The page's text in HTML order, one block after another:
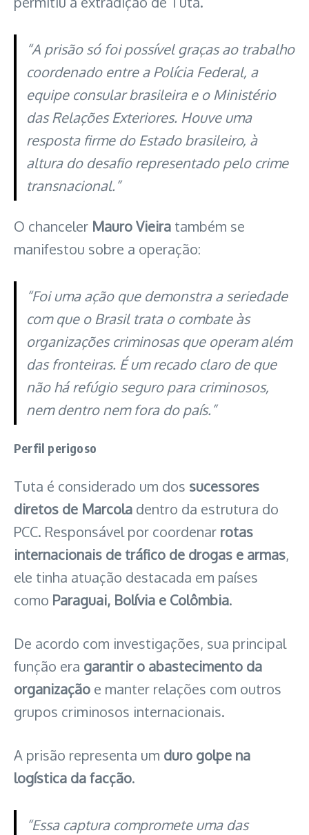
“A prisão só foi possível graças ao trabalho
coordenado entre a Polícia Federal, a
equipe consular brasileira e o Ministério
das Relações Exteriores. Houve uma
resposta firme do Estado brasileiro, à
altura do desafio representado pelo crime
transnacional.”
O chanceler Mauro Vieira também se
manifestou sobre a operação:
“Foi uma ação que demonstra a seriedade
com que o Brasil trata o combate às
organizações criminosas que operam além
das fronteiras. É um recado claro de que
não há refúgio seguro para criminosos,
nem dentro nem fora do país.”
Perfil perigoso
Tuta é considerado um dos sucessores
diretos de Marcola dentro da estrutura do
PCC. Responsável por coordenar rotas
internacionais de tráfico de drogas e armas,
ele tinha atuação destacada em países
como Paraguai, Bolívia e Colômbia.
De acordo com investigações, sua principal
função era garantir o abastecimento da
organização e manter relações com outros
grupos criminosos internacionais.
A prisão representa um duro golpe na
logística da facção.
“Essa captura compromete uma das